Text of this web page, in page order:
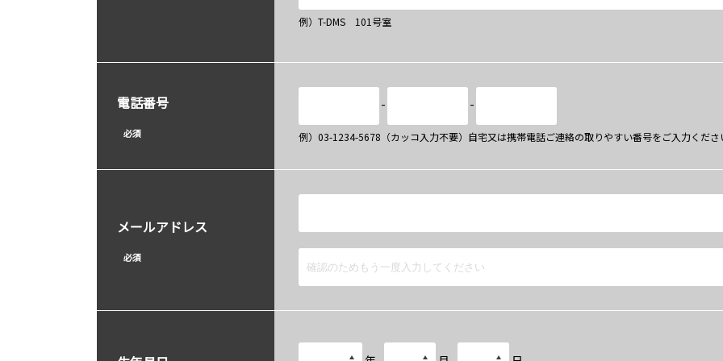
例）T-DMS 101号室
電話番号
必須
- -
例）03-1234-5678（カッコ入力不要）自宅又は携帯電話ご連絡の取りやすい番号をご入力くださ
メールアドレス
必須